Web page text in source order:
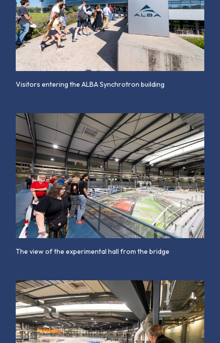
Visitors entering the ALBA Synchrotron building
The view of the experimental hall from the bridge